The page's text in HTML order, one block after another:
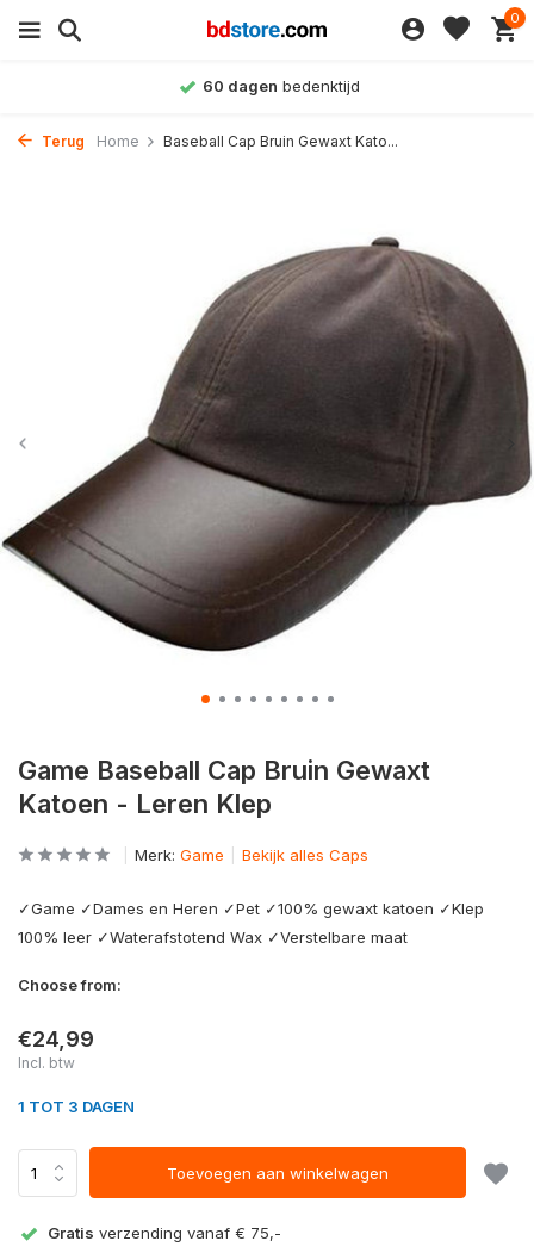
0
Achteraf betalenmogelijk
Terug Home Baseball Cap Bruin Gewaxt Kato...
Game Baseball Cap Bruin Gewaxt
Katoen - Leren Klep
Merk: Game Bekijk alles Caps
✓Game ✓Dames en Heren ✓Pet ✓100% gewaxt katoen ✓Klep
100% leer ✓Waterafstotend Wax ✓Verstelbare maat
Choose from:
€24,99
Incl. btw
1 TOT 3 DAGEN
Toevoegen aan winkelwagen
Gratis verzending vanaf € 75,-